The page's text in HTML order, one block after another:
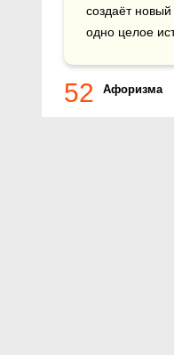
создаёт
одно целое
52 Афоризма